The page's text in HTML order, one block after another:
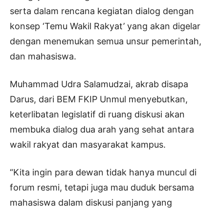
serta dalam rencana kegiatan dialog dengan
konsep ‘Temu Wakil Rakyat’ yang akan digelar
dengan menemukan semua unsur pemerintah,
dan mahasiswa.
Muhammad Udra Salamudzai, akrab disapa
Darus, dari BEM FKIP Unmul menyebutkan,
keterlibatan legislatif di ruang diskusi akan
membuka dialog dua arah yang sehat antara
wakil rakyat dan masyarakat kampus.
“Kita ingin para dewan tidak hanya muncul di
forum resmi, tetapi juga mau duduk bersama
mahasiswa dalam diskusi panjang yang